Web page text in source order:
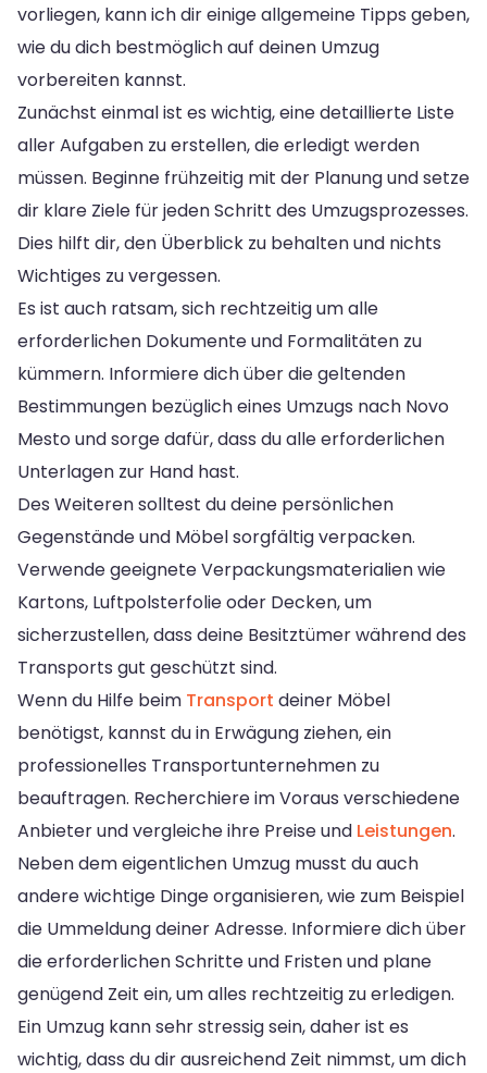
vorliegen, kann ich dir einige allgemeine Tipps geben,
wie du dich bestmöglich auf deinen Umzug
vorbereiten kannst.
Zunächst einmal ist es wichtig, eine detaillierte Liste
aller Aufgaben zu erstellen, die erledigt werden
müssen. Beginne frühzeitig mit der Planung und setze
dir klare Ziele für jeden Schritt des Umzugsprozesses.
Dies hilft dir, den Überblick zu behalten und nichts
Wichtiges zu vergessen.
Es ist auch ratsam, sich rechtzeitig um alle
erforderlichen Dokumente und Formalitäten zu
kümmern. Informiere dich über die geltenden
Bestimmungen bezüglich eines Umzugs nach Novo
Mesto und sorge dafür, dass du alle erforderlichen
Unterlagen zur Hand hast.
Des Weiteren solltest du deine persönlichen
Gegenstände und Möbel sorgfältig verpacken.
Verwende geeignete Verpackungsmaterialien wie
Kartons, Luftpolsterfolie oder Decken, um
sicherzustellen, dass deine Besitztümer während des
Transports gut geschützt sind.
Wenn du Hilfe beim Transport deiner Möbel
benötigst, kannst du in Erwägung ziehen, ein
professionelles Transportunternehmen zu
beauftragen. Recherchiere im Voraus verschiedene
Anbieter und vergleiche ihre Preise und Leistungen.
Neben dem eigentlichen Umzug musst du auch
andere wichtige Dinge organisieren, wie zum Beispiel
die Ummeldung deiner Adresse. Informiere dich über
die erforderlichen Schritte und Fristen und plane
genügend Zeit ein, um alles rechtzeitig zu erledigen.
Ein Umzug kann sehr stressig sein, daher ist es
wichtig, dass du dir ausreichend Zeit nimmst, um dich